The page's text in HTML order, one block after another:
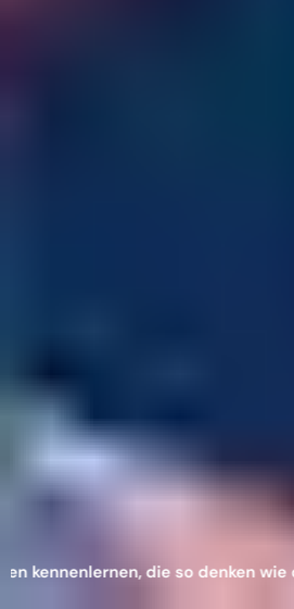
die so denken wie du ✦